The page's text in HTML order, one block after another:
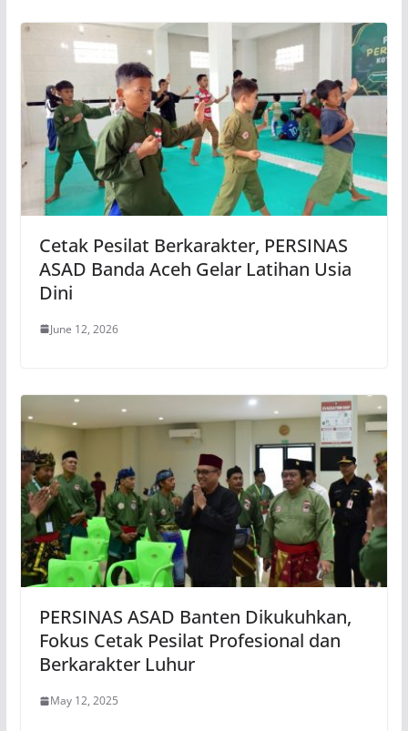
Cetak Pesilat Berkarakter, PERSINAS
ASAD Banda Aceh Gelar Latihan Usia
Dini
June 12, 2026
PERSINAS ASAD Banten Dikukuhkan,
Fokus Cetak Pesilat Profesional dan
Berkarakter Luhur
May 12, 2025